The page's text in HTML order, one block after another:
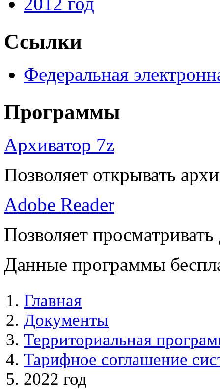
Ссылки
Федеральная
Программы
Архиватор 7z
Позволяет открывать
Adobe Reader
Позволяет
Данные программы
Главная
Документы
Территориальная
Тарифное соглашение
2022 год